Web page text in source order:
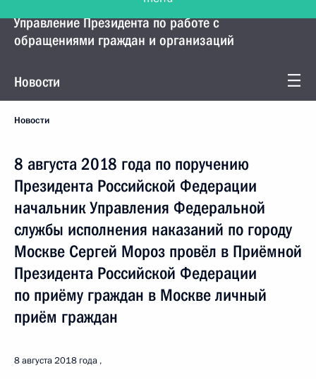
Управление Президента по работе с
обращениями граждан и организаций
Новости
Новости
8 августа 2018 года по поручению
Президента Российской Федерации
начальник Управления Федеральной
службы исполнения наказаний по городу
Москве Сергей Мороз провёл в Приёмной
Президента Российской Федерации
по приёму граждан в Москве личный
приём граждан
8 августа 2018 года